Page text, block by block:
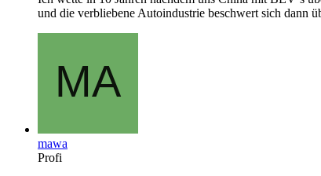
und die verbliebene Autoindustrie beschwert sich dann
mawa
Profi